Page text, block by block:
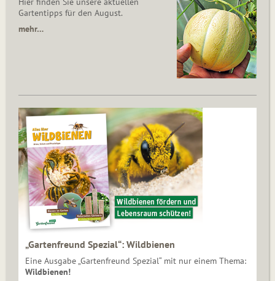
Gartentipps für den August.
mehr…
„Gartenfreund Spezial“: Wildbienen
Eine Ausgabe „Gartenfreund Spezial“ mit nur einem Thema:
Wildbienen!